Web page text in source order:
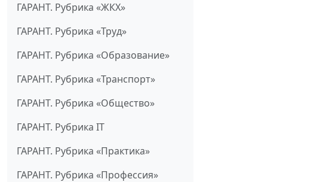
ГАРАНТ. Рубрика «ЖКХ»
ГАРАНТ. Рубрика «Труд»
ГАРАНТ. Рубрика «Образование»
ГАРАНТ. Рубрика «Транспорт»
ГАРАНТ. Рубрика «Общество»
ГАРАНТ. Рубрика IT
ГАРАНТ. Рубрика «Практика»
ГАРАНТ. Рубрика «Профессия»